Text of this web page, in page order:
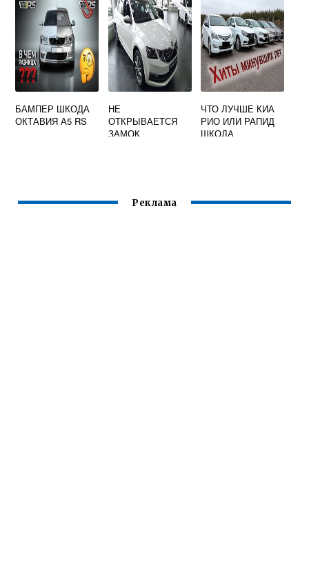
БАМПЕР ШКОДА
ОКТАВИЯ А5 RS
НЕ
ОТКРЫВАЕТСЯ
ЗАМОК
ЧТО ЛУЧШЕ КИА
РИО ИЛИ РАПИД
ШКОДА
Реклама